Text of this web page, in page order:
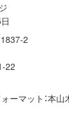
2
22
ーマット：本山